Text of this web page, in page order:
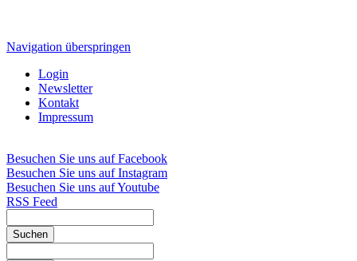
Navigation überspringen
Login
Newsletter
Kontakt
Impressum
Besuchen Sie uns auf Facebook
Besuchen Sie uns auf Instagram
Besuchen Sie uns auf Youtube
RSS Feed
Suchen